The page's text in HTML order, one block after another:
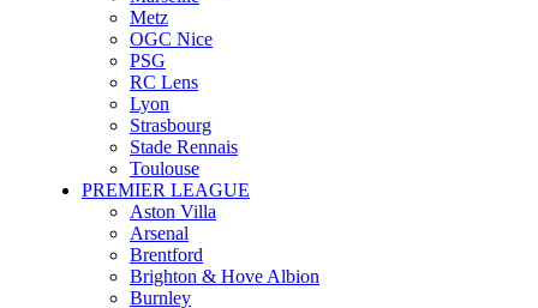
Metz
OGC Nice
PSG
RC Lens
Lyon
Strasbourg
Stade Rennais
Toulouse
PREMIER LEAGUE
Aston Villa
Arsenal
Brentford
Brighton & Hove Albion
Burnley